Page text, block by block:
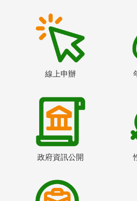
線上申辦
政府資訊公開